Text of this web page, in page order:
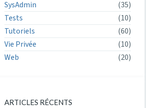
SysAdmin
(35)
Tests
(10)
Tutoriels
(60)
Vie Privée
(10)
Web
(20)
ARTICLES RÉCENTS